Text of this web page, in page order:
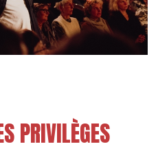
PRIVILÈGES